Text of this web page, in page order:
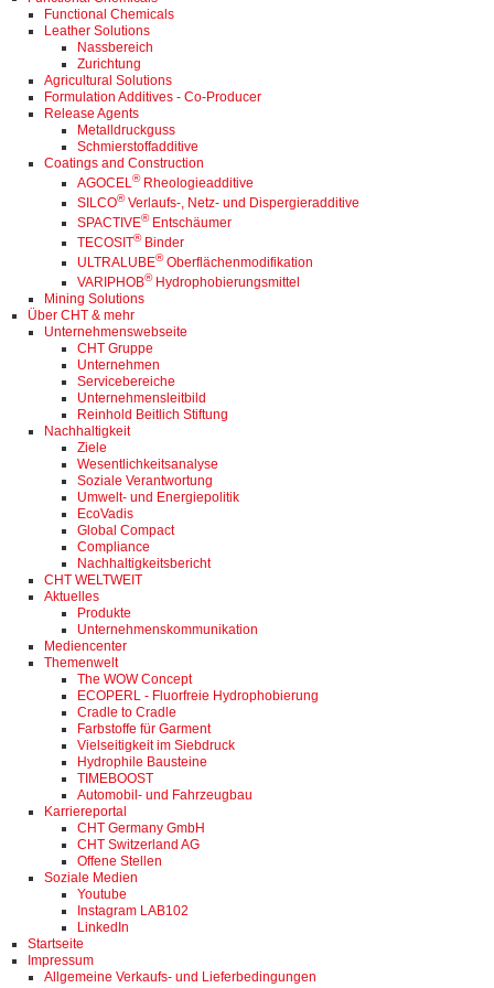
Functional Chemicals
Leather Solutions
Nassbereich
Zurichtung
Agricultural Solutions
Formulation Additives - Co-Producer
Release Agents
Metalldruckguss
Schmierstoffadditive
Coatings and Construction
AGOCEL®Rheologieadditive
SILCO®Verlaufs-, Netz- und Dispergieradditive
SPACTIVE®Entschäumer
TECOSIT®Binder
ULTRALUBE®Oberflächenmodifikation
VARIPHOB®Hydrophobierungsmittel
Mining Solutions
Über CHT & mehr
Unternehmenswebseite
CHT Gruppe
Unternehmen
Servicebereiche
Unternehmensleitbild
Reinhold Beitlich Stiftung
Nachhaltigkeit
Ziele
Wesentlichkeitsanalyse
Soziale Verantwortung
Umwelt- und Energiepolitik
EcoVadis
Global Compact
Compliance
Nachhaltigkeitsbericht
CHT WELTWEIT
Aktuelles
Produkte
Unternehmenskommunikation
Mediencenter
Themenwelt
The WOW Concept
ECOPERL - Fluorfreie Hydrophobierung
Cradle to Cradle
Farbstoffe für Garment
Vielseitigkeit im Siebdruck
Hydrophile Bausteine
TIMEBOOST
Automobil- und Fahrzeugbau
Karriereportal
CHT Germany GmbH
CHT Switzerland AG
Offene Stellen
Soziale Medien
Youtube
Instagram LAB102
LinkedIn
Startseite
Impressum
Allgemeine Verkaufs- und Lieferbedingungen